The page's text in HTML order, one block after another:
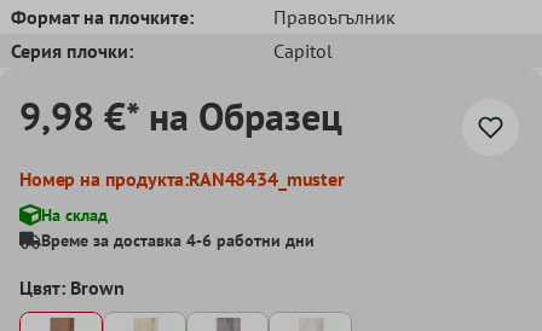
Формат на плочките:
Правоъгълник
Серия плочки:
Capitol
9,98 €* на Образец
Номер на продукта:RAN48434_muster
На склад
Време за доставка 4-6 работни дни
Цвят: Brown